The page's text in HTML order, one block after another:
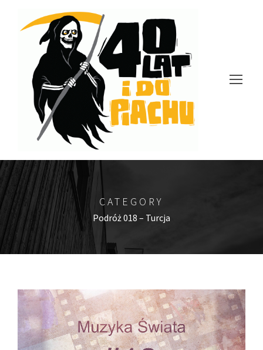
CATEGORY
Podróż 018 – Turcja